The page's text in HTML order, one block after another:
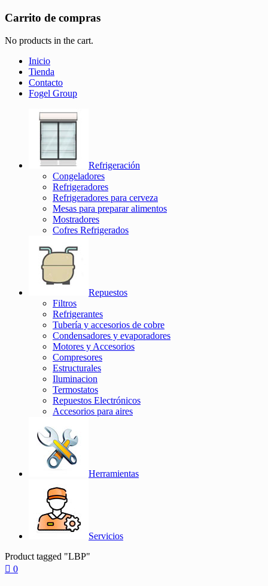
Carrito de compras
No products in the cart.
Inicio
Tienda
Contacto
Fogel Group
Refrigeración
Congeladores
Refrigeradores
Refrigeradores para cerveza
Mesas para preparar alimentos
Mostradores
Cofres Refrigerados
Repuestos
Filtros
Refrigerantes
Tubería y accesorios de cobre
Condensadores y evaporadores
Motores y Accesorios
Compresores
Estructurales
Iluminacion
Termostatos
Repuestos Electrónicos
Accesorios para aires
Herramientas
Servicios
Product tagged "LBP"
0